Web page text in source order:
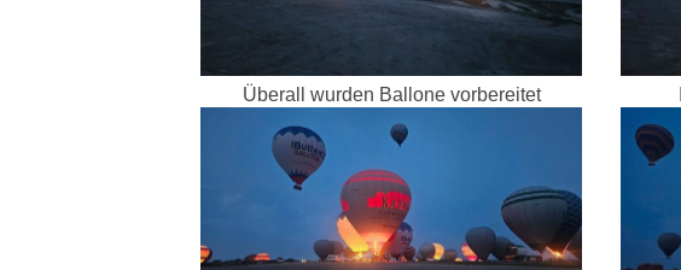
Überall wurden Ballone vorbereitet